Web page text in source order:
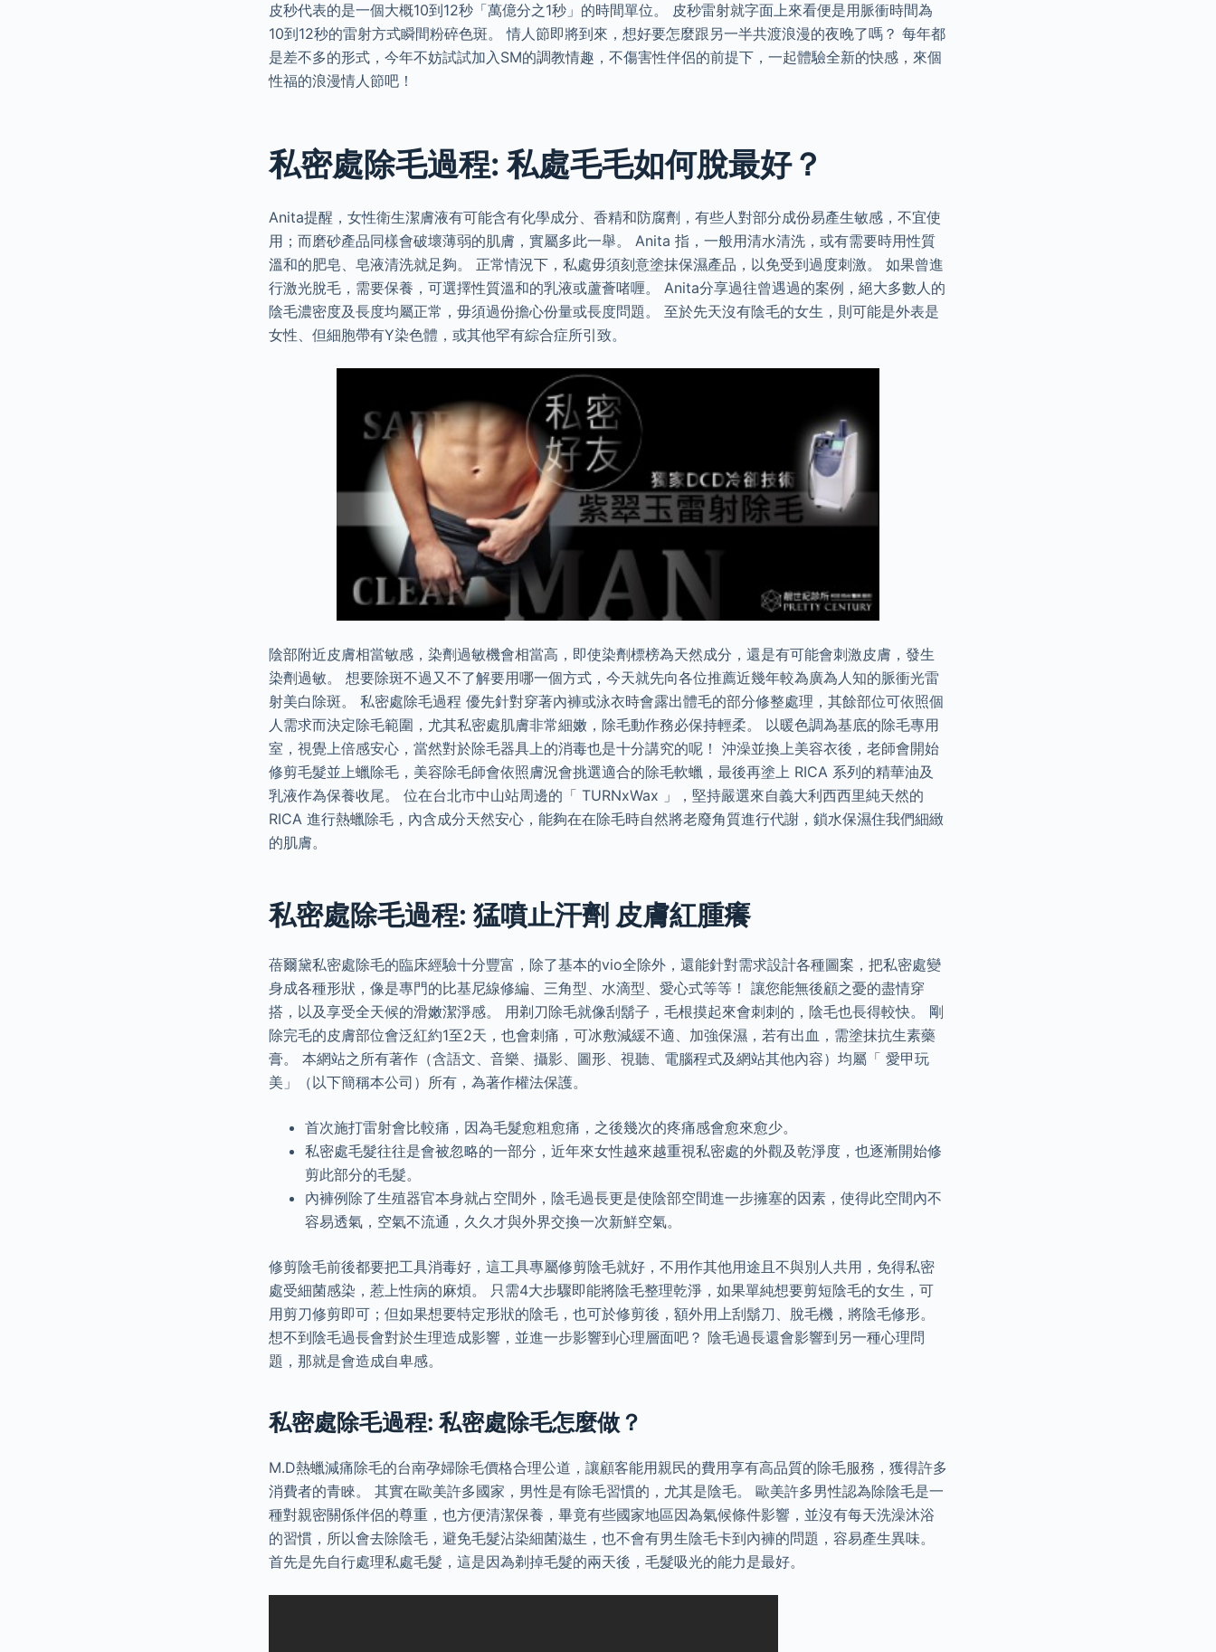
皮秒代表的是一個大概10到12秒「萬億分之1秒」的時間單位。 皮秒雷射就字面上來看便是用脈衝時間為
10到12秒的雷射方式瞬間粉碎色斑。 情人節即將到來，想好要怎麼跟另一半共渡浪漫的夜晚了嗎？ 每年都
是差不多的形式，今年不妨試試加入SM的調教情趣，不傷害性伴侶的前提下，一起體驗全新的快感，來個
性福的浪漫情人節吧！
私密處除毛過程: 私處毛毛如何脫最好？
Anita提醒，女性衛生潔膚液有可能含有化學成分、香精和防腐劑，有些人對部分成份易產生敏感，不宜使
用；而磨砂產品同樣會破壞薄弱的肌膚，實屬多此一舉。 Anita 指，一般用清水清洗，或有需要時用性質
溫和的肥皂、皂液清洗就足夠。 正常情況下，私處毋須刻意塗抹保濕產品，以免受到過度刺激。 如果曾進
行激光脫毛，需要保養，可選擇性質溫和的乳液或蘆薈啫喱。 Anita分享過往曾遇過的案例，絕大多數人的
陰毛濃密度及長度均屬正常，毋須過份擔心份量或長度問題。 至於先天沒有陰毛的女生，則可能是外表是
女性、但細胞帶有Y染色體，或其他罕有綜合症所引致。
陰部附近皮膚相當敏感，染劑過敏機會相當高，即使染劑標榜為天然成分，還是有可能會刺激皮膚，發生
染劑過敏。 想要除斑不過又不了解要用哪一個方式，今天就先向各位推薦近幾年較為廣為人知的脈衝光雷
射美白除斑。 私密處除毛過程 優先針對穿著內褲或泳衣時會露出體毛的部分修整處理，其餘部位可依照個
人需求而決定除毛範圍，尤其私密處肌膚非常細嫩，除毛動作務必保持輕柔。 以暖色調為基底的除毛專用
室，視覺上倍感安心，當然對於除毛器具上的消毒也是十分講究的呢！ 沖澡並換上美容衣後，老師會開始
修剪毛髮並上蠟除毛，美容除毛師會依照膚況會挑選適合的除毛軟蠟，最後再塗上 RICA 系列的精華油及
乳液作為保養收尾。 位在台北市中山站周邊的「 TURNxWax 」，堅持嚴選來自義大利西西里純天然的
RICA 進行熱蠟除毛，內含成分天然安心，能夠在在除毛時自然將老廢角質進行代謝，鎖水保濕住我們細緻
的肌膚。
私密處除毛過程: 猛噴止汗劑 皮膚紅腫癢
蓓爾黛私密處除毛的臨床經驗十分豐富，除了基本的vio全除外，還能針對需求設計各種圖案，把私密處變
身成各種形狀，像是專門的比基尼線修編、三角型、水滴型、愛心式等等！ 讓您能無後顧之憂的盡情穿
搭，以及享受全天候的滑嫩潔淨感。 用剃刀除毛就像刮鬍子，毛根摸起來會刺刺的，陰毛也長得較快。 剛
除完毛的皮膚部位會泛紅約1至2天，也會刺痛，可冰敷減緩不適、加強保濕，若有出血，需塗抹抗生素藥
膏。 本網站之所有著作（含語文、音樂、攝影、圖形、視聽、電腦程式及網站其他內容）均屬「 愛甲玩
美」（以下簡稱本公司）所有，為著作權法保護。
首次施打雷射會比較痛，因為毛髮愈粗愈痛，之後幾次的疼痛感會愈來愈少。
私密處毛髮往往是會被忽略的一部分，近年來女性越來越重視私密處的外觀及乾淨度，也逐漸開始修
剪此部分的毛髮。
內褲例除了生殖器官本身就占空間外，陰毛過長更是使陰部空間進一步擁塞的因素，使得此空間內不
容易透氣，空氣不流通，久久才與外界交換一次新鮮空氣。
修剪陰毛前後都要把工具消毒好，這工具專屬修剪陰毛就好，不用作其他用途且不與別人共用，免得私密
處受細菌感染，惹上性病的麻煩。 只需4大步驟即能將陰毛整理乾淨，如果單純想要剪短陰毛的女生，可
用剪刀修剪即可；但如果想要特定形狀的陰毛，也可於修剪後，額外用上刮鬍刀、脫毛機，將陰毛修形。
想不到陰毛過長會對於生理造成影響，並進一步影響到心理層面吧？ 陰毛過長還會影響到另一種心理問
題，那就是會造成自卑感。
私密處除毛過程: 私密處除毛怎麼做？
M.D熱蠟減痛除毛的台南孕婦除毛價格合理公道，讓顧客能用親民的費用享有高品質的除毛服務，獲得許多
消費者的青睞。 其實在歐美許多國家，男性是有除毛習慣的，尤其是陰毛。 歐美許多男性認為除陰毛是一
種對親密關係伴侶的尊重，也方便清潔保養，畢竟有些國家地區因為氣候條件影響，並沒有每天洗澡沐浴
的習慣，所以會去除陰毛，避免毛髮沾染細菌滋生，也不會有男生陰毛卡到內褲的問題，容易產生異味。
首先是先自行處理私處毛髮，這是因為剃掉毛髮的兩天後，毛髮吸光的能力是最好。